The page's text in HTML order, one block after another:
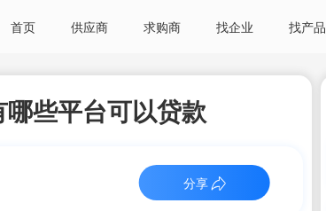
首页 供应商 求购商 找企业 找产品
些平台可以贷款
分享